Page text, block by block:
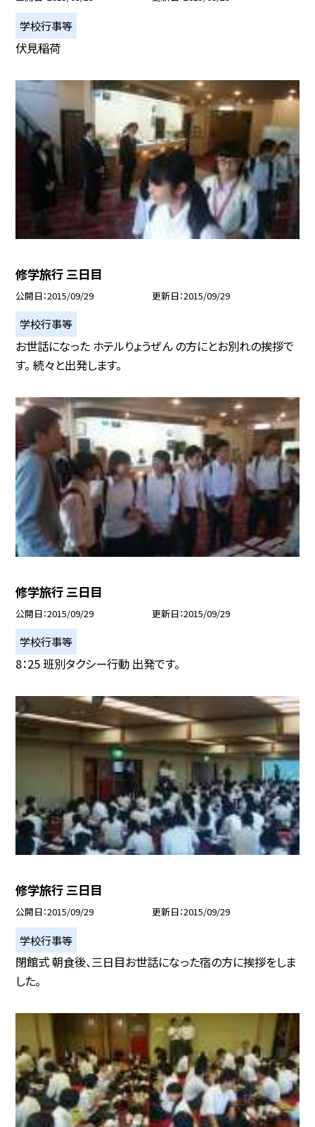
学校行事等
伏見稲荷
修学旅行 三日目
公開日 2015/09/29 更新日 2015/09/29
学校行事等
お世話になった ホテルりょうぜん の方にとお別れの挨拶で
す。 続々と出発します。
修学旅行 三日目
公開日 2015/09/29 更新日 2015/09/29
学校行事等
8：25 班別タクシー行動 出発です。
修学旅行 三日目
公開日 2015/09/29 更新日 2015/09/29
学校行事等
閉館式 朝食後、三日目お世話になった宿の方に挨拶をしま
した。